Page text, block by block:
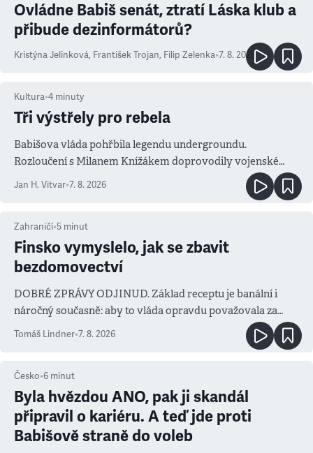
Ovládne Babiš senát, ztratí Láska klub a
přibude dezinformátorů?
Kristýna Jelínková, František Trojan, Filip Zelenka•7. 8. 2026
Kultura•4 minuty
Tři výstřely pro rebela
Babišova vláda pohřbila legendu undergroundu.
Rozloučení s Milanem Knížákem doprovodily vojenské
salvy i kritika pokrokářů
Jan H. Vitvar•7. 8. 2026
Zahraničí•5 minut
Finsko vymyslelo, jak se zbavit
bezdomovectví
DOBRÉ ZPRÁVY ODJINUD. Základ receptu je banální i
náročný současně: aby to vláda opravdu považovala za
prioritu
Tomáš Lindner•7. 8. 2026
Česko•6 minut
Byla hvězdou ANO, pak ji skandál
připravil o kariéru. A teď jde proti
Babišově straně do voleb